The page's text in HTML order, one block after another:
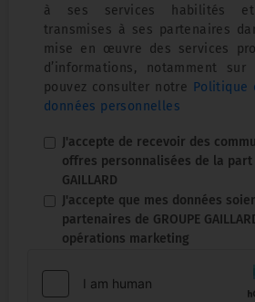
à ses services habilités
transmises à ses partenaires
mise en œuvre des services
d’informations, notamment
pouvez consulter notre Politique
données personnelles
J'accepte de recevoir des
offres personnalisées de la part
GAILLARD
J'accepte que mes données
partenaires de GROUPE
opérations marketing